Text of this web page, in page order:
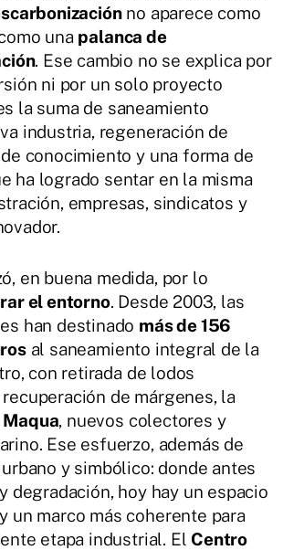
no aparece como
una palanca de
. Ese cambio no se explica por
ni por un solo proyecto
la suma de saneamiento
industria, regeneración de
conocimiento y una forma de
ha logrado sentar en la misma
empresas, sindicatos y
en buena medida, por lo
el entorno. Desde 2003, las
han destinado más de 156
al saneamiento integral de la
con retirada de lodos
de márgenes, la
Maqua, nuevos colectores y
Ese esfuerzo, además de
y simbólico: donde antes
degradación, hoy hay un espacio
un marco más coherente para
etapa industrial. El Centro